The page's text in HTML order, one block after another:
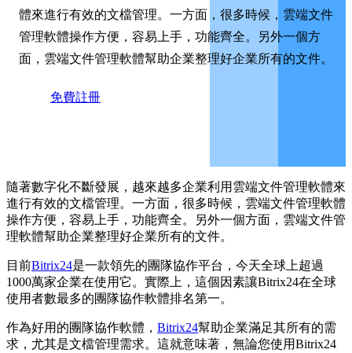
體來進行有效的文檔管理。一方面，很多時候，雲端文件
管理軟體操作方便，容易上手，功能齊全。另外一個方
面，雲端文件管理軟體幫助企業整理好企業所有的文件。
免費註冊
隨著數字化不斷發展，越來越多企業利用雲端文件管理軟體來
進行有效的文檔管理。一方面，很多時候，雲端文件管理軟體
操作方便，容易上手，功能齊全。另外一個方面，雲端文件管
理軟體幫助企業整理好企業所有的文件。
目前Bitrix24是一款領先的團隊協作平台，今天全球上超過
1000萬家企業在使用它。實際上，這個因素讓Bitrix24在全球
使用者數最多的團隊協作軟體排名第一。
作為好用的團隊協作軟體， Bitrix24幫助企業滿足其所有的需
求，尤其是文檔管理需求。這就意味著，無論您使用Bitrix24